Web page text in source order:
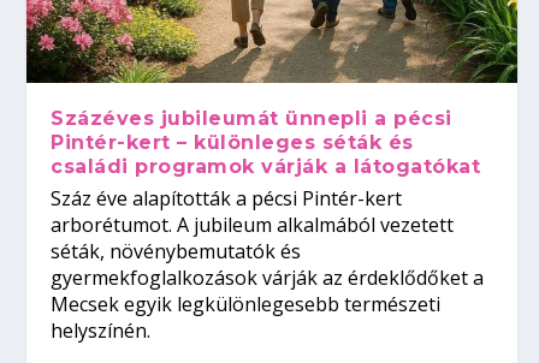
Százéves jubileumát ünnepli a pécsi
Pintér-kert – különleges séták és
családi programok várják a látogatókat
Száz éve alapították a pécsi Pintér-kert
arborétumot. A jubileum alkalmából vezetett
séták, növénybemutatók és
gyermekfoglalkozások várják az érdeklődőket a
Mecsek egyik legkülönlegesebb természeti
helyszínén.